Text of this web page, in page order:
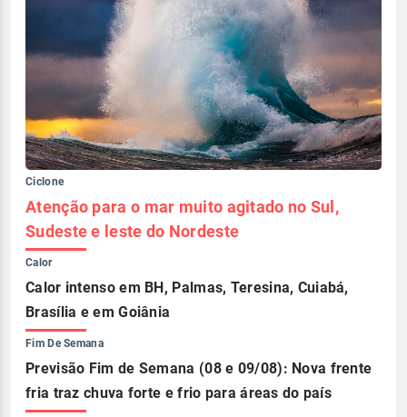
Ciclone
Atenção para o mar muito agitado no Sul,
Sudeste e leste do Nordeste
Calor
Calor intenso em BH, Palmas, Teresina, Cuiabá,
Brasília e em Goiânia
Fim De Semana
Previsão Fim de Semana (08 e 09/08): Nova frente
fria traz chuva forte e frio para áreas do país